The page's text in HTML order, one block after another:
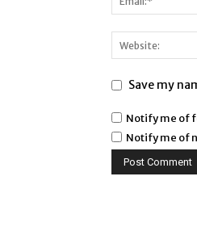
Save my
Notify me of
Notify me of